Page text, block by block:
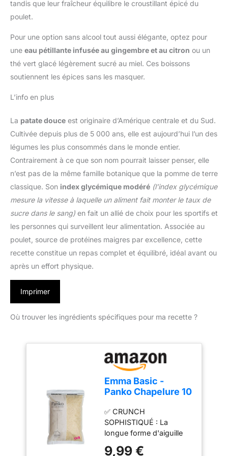
tandis que leur fraîcheur équilibre le croustillant épicé du
poulet.
Pour une option sans alcool tout aussi élégante, optez pour
une eau pétillante infusée au gingembre et au citron ou un
thé vert glacé légèrement sucré au miel. Ces boissons
soutiennent les épices sans les masquer.
L’info en plus
La patate douce est originaire d’Amérique centrale et du Sud.
Cultivée depuis plus de 5 000 ans, elle est aujourd’hui l’un des
légumes les plus consommés dans le monde entier.
Contrairement à ce que son nom pourrait laisser penser, elle
n’est pas de la même famille botanique que la pomme de terre
classique. Son index glycémique modéré (l’index glycémique
mesure la vitesse à laquelle un aliment fait monter le taux de
sucre dans le sang) en fait un allié de choix pour les sportifs et
les personnes qui surveillent leur alimentation. Associée au
poulet, source de protéines maigres par excellence, cette
recette constitue un repas complet et équilibré, idéal avant ou
après un effort physique.
Imprimer
Où trouver les ingrédients spécifiques pour ma recette ?
Emma Basic -
Panko Chapelure 10
1kg Sac |Aiguille
longue -Forme|
Moins gras | Extra
Croustillant | Style
✅ CRUNCH
SOPHISTIQUÉ : La
longue forme d'aiguille
absorbe moins d'huile
9,99 €